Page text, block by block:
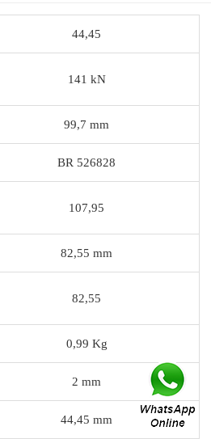
44,45
141 kN
99,7 mm
BR 526828
107,95
82,55 mm
82,55
0,99 Kg
2 mm
44,45 mm